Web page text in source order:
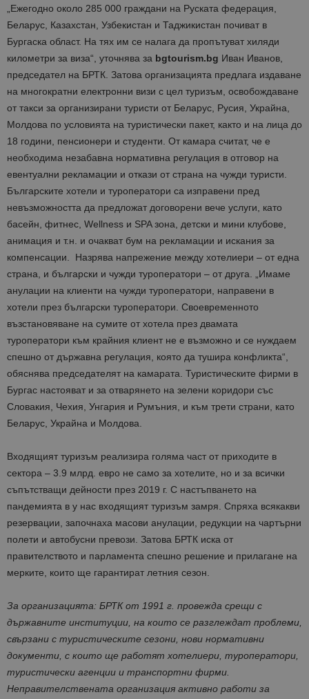
„Ежегодно около 285 000 граждани на Руската федерация,
Беларус, Казахстан, Узбекистан и Таджикистан почиват в
Бургаска област. На тях им се налага да пропътуват хиляди
километри за виза“, уточнява за bgtourism.bg Иван Иванов,
председател на БРТК. Затова организацията предлага издаване
на многократни електронни визи с цел туризъм, освобождаване
от такси за организирани туристи от Беларус, Русия, Украйна,
Молдова по условията на туристически пакет, както и на лица до
18 години, пенсионери и студенти. От камара считат, че е
необходима незабавна нормативна регулация в отговор на
евентуални рекламации и откази от страна на чужди туристи.
Българските хотели и туроператори са изправени пред
невъзможността да предложат договорени вече услуги, като
басейн, фитнес, Wellness и SPA зона, детски и мини клубове,
анимация и т.н. и очакват бум на рекламации и искания за
компенсации. Назрява напрежение между хотелиери – от една
страна, и български и чужди туроператори – от друга. „Имаме
анулации на клиенти на чужди туроператори, направени в
хотели през български туроператори. Своевременното
възстановяване на сумите от хотела през двамата
туроператори към крайния клиент не е възможно и се нуждаем
спешно от държавна регулация, която да тушира конфликта“,
обяснява председателят на камарата. Туристическите фирми в
Бургас настояват и за отварянето на зелени коридори със
Словакия, Чехия, Унгария и Румъния, и към трети страни, като
Беларус, Украйна и Молдова.
Входящият туризъм реализира голяма част от приходите в
сектора – 3.9 млрд. евро не само за хотелите, но и за всички
съпътстващи дейности през 2019 г. С настъпването на
пандемията в у нас входящият туризъм замря. Спряха всякакви
резервации, започнаха масови анулации, редукции на чартърни
полети и автобусни превози. Затова БРТК иска от
правителството и парламента спешно решение и прилагане на
мерките, които ще гарантират летния сезон.
За организацията: БРТК от 1991 г. провежда срещи с
държавните институции, на които се разглеждат проблеми,
свързани с туристическите сезони, нови нормативни
документи, с които ще работят хотелиери, туроператори,
туристически агенции и транспортни фирми.
Неправителствената организация активно работи за